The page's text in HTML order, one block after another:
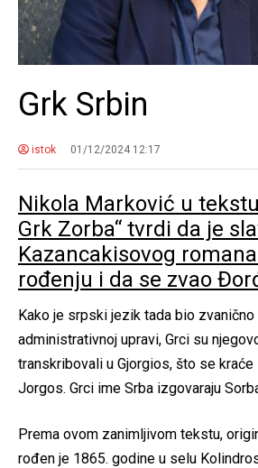
Grk Srbin
istok 01/12/2024 12:17
Nikola Marković u
Grk Zorba“ tvrdi da je
Kazancakisovog
rođenju i da se zvao
Kako je srpski jezik tada bio zvanično
administrativnoj upravi, Grci su
transkribovali u Gjorgios, što se
Jorgos. Grci ime Srba izgovaraju
Prema ovom zanimljivom tekstu,
rođen je 1865. godine u selu